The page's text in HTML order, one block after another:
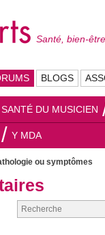
Santé, bien-
BLOGS
SANTÉ DU MUSICIEN
Y MDA
ou symptômes